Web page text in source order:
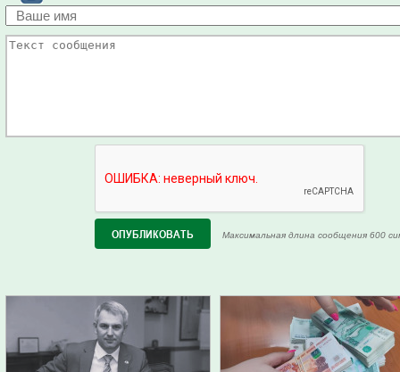
Максимальная длина сообщения 600